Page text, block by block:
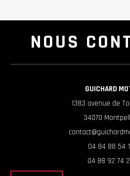
NOUS
GUICHARD
1383 avenue de
34070
04 84 88 54
04 88 92 74